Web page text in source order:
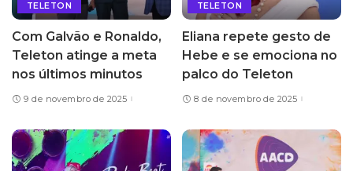
TELETON
Com Galvão e Ronaldo,
Teleton atinge a meta
nos últimos minutos
9 de novembro de 2025
TELETON
Eliana repete gesto de
Hebe e se emociona no
palco do Teleton
8 de novembro de 2025